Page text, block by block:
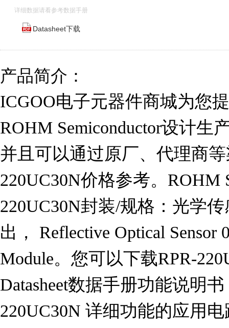
详细数据请看参考数据手册
Datasheet下载
产品简介：
ICGOO电子元器件商城为您
ROHM Semiconductor设计生
并且可以通过原厂、代理商
220UC30N价格参考。ROHM
220UC30N封装/规格：光学
出， Reflective Optical Sensor
Module。您可以下载RPR-
Datasheet数据手册功能说明
220UC30N 详细功能的应用